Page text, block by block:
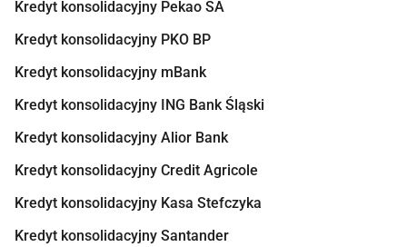
Kredyt konsolidacyjny Pekao SA
Kredyt konsolidacyjny PKO BP
Kredyt konsolidacyjny mBank
Kredyt konsolidacyjny ING Bank Śląski
Kredyt konsolidacyjny Alior Bank
Kredyt konsolidacyjny Credit Agricole
Kredyt konsolidacyjny Kasa Stefczyka
Kredyt konsolidacyjny Santander